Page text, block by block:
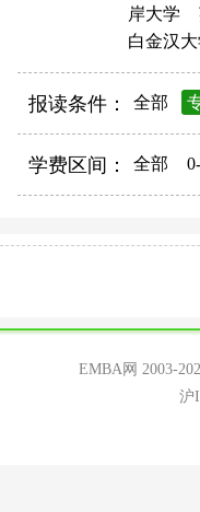
岸大学
白金汉
报读条件： 全部
学费区间： 全部
EMBA网 2003-
沪